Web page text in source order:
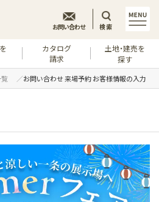
カタログ
請求
土地・建売を
探す
お問い合わせ 検索
覧 お問い合わせ 来場予約 お客様情報の入力